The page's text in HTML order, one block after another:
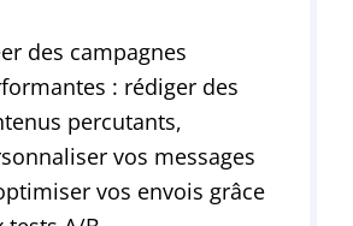
des campagnes
: rédiger des
percutants,
vos messages
vos envois grâce